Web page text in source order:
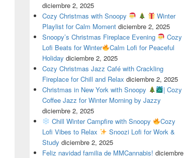
diciembre 2, 2025
Cozy Christmas with Snoopy
Winter
Playlist for Calm Moment diciembre 2, 2025
Snoopy’s Christmas Fireplace Evening
Cozy
Lofi Beats for Winter
Calm Lofi for Peaceful
Holiday diciembre 2, 2025
Cozy Christmas Jazz Café with Crackling
Fireplace for Chill and Relax diciembre 2, 2025
Christmas in New York with Snoopy
| Cozy
Coffee Jazz for Winter Morning by Jazzy
diciembre 2, 2025
Chill Winter Campfire with Snoopy
Cozy
Lofi Vibes to Relax
Snoozi Lofi for Work &
Study diciembre 2, 2025
Feliz navidad familia de MMCannabis! diciembre